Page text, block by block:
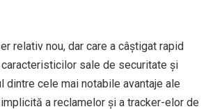
relativ nou, dar care a câștigat rapid
sale de securitate și
dintre cele mai notabile avantaje ale
a reclamelor și a tracker-elor de